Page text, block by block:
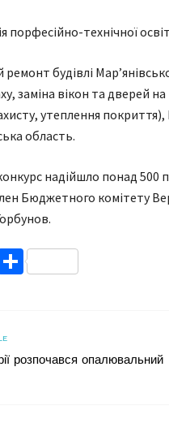
порфесійно-технічної
будівлі
заміна вікон та дверей
утеплення
область.
надійшло понад 500
Бюджетного комітету
Поділитися
розпочався опалювальний